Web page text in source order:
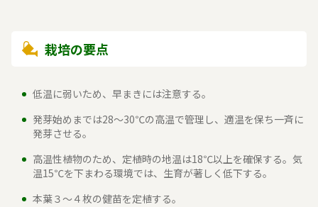
栽培の要点
低温に弱いため、早まきには注意する。
発芽始めまでは28～30℃の高温で管理し、適温を保ち一斉に
発芽させる。
高温性植物のため、定植時の地温は18℃以上を確保する。気
温15℃を下まわる環境では、生育が著しく低下する。
本葉３～４枚の健苗を定植する。